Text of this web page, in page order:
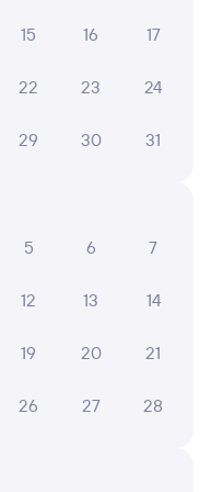
Проводница
(в РФ - постель
15 16 17
22 23 24
29 30 31
5 6 7
12 13 14
19 20 21
26 27 28